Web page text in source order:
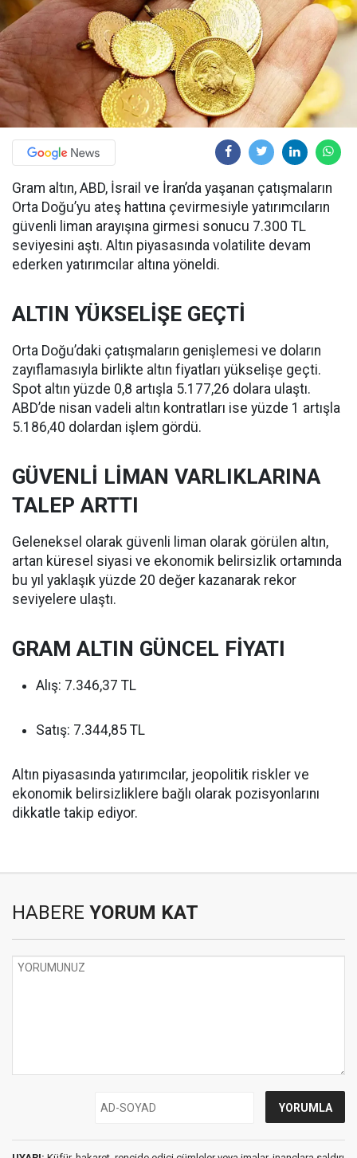
Gram altın, ABD, İsrail ve İran’da yaşanan çatışmaların
Orta Doğu’yu ateş hattına çevirmesiyle yatırımcıların
güvenli liman arayışına girmesi sonucu 7.300 TL
seviyesini aştı. Altın piyasasında volatilite devam
ederken yatırımcılar altına yöneldi.
ALTIN YÜKSELİŞE GEÇTİ
Orta Doğu’daki çatışmaların genişlemesi ve doların
zayıflamasıyla birlikte altın fiyatları yükselişe geçti.
Spot altın yüzde 0,8 artışla 5.177,26 dolara ulaştı.
ABD’de nisan vadeli altın kontratları ise yüzde 1 artışla
5.186,40 dolardan işlem gördü.
GÜVENLİ LİMAN VARLIKLARINA
TALEP ARTTI
Geleneksel olarak güvenli liman olarak görülen altın,
artan küresel siyasi ve ekonomik belirsizlik ortamında
bu yıl yaklaşık yüzde 20 değer kazanarak rekor
seviyelere ulaştı.
GRAM ALTIN GÜNCEL FİYATI
Alış: 7.346,37 TL
Satış: 7.344,85 TL
Altın piyasasında yatırımcılar, jeopolitik riskler ve
ekonomik belirsizliklere bağlı olarak pozisyonlarını
dikkatle takip ediyor.
HABERE YORUM KAT